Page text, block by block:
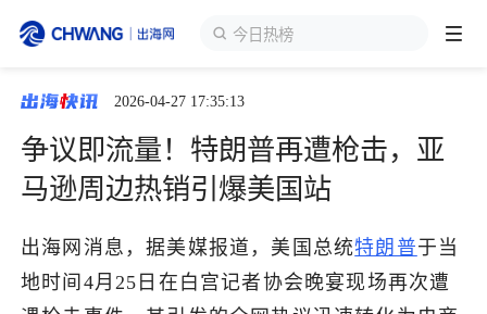
今日热榜
跨境展会
出海服务
出海资讯
2026-04-27 17:35:13
争议即流量！特朗普再遭枪击，亚
马逊周边热销引爆美国站
出海网消息，据美媒报道，美国总统特朗普于当
地时间4月25日在白宫记者协会晚宴现场再次遭